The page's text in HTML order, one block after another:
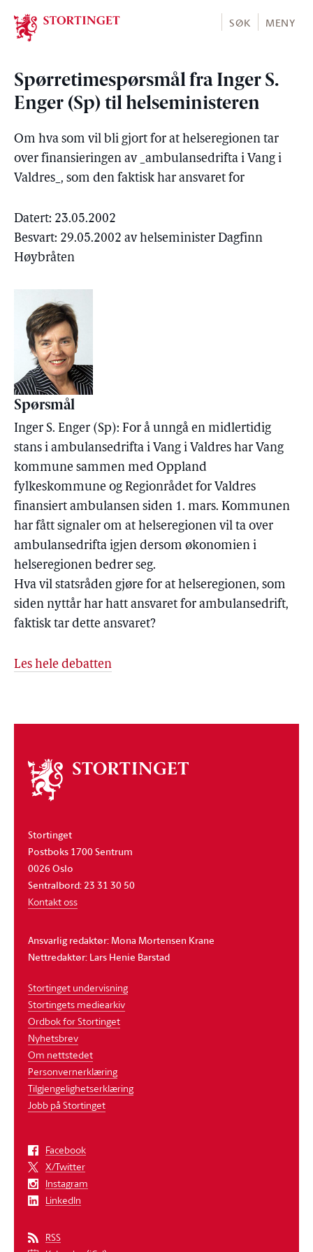
Stortinget.no
SØK MENY
Spørretimespørsmål fra Inger S.
Enger (Sp) til helseministeren
Om hva som vil bli gjort for at helseregionen tar
over finansieringen av _ambulansedrifta i Vang i
Valdres_, som den faktisk har ansvaret for
Datert: 23.05.2002
Besvart: 29.05.2002 av helseminister Dagfinn
Høybråten
Spørsmål
Inger S. Enger (Sp): For å unngå en midlertidig
stans i ambulansedrifta i Vang i Valdres har Vang
kommune sammen med Oppland
fylkeskommune og Regionrådet for Valdres
finansiert ambulansen siden 1. mars. Kommunen
har fått signaler om at helseregionen vil ta over
ambulansedrifta igjen dersom økonomien i
helseregionen bedrer seg.
Hva vil statsråden gjøre for at helseregionen, som
siden nyttår har hatt ansvaret for ambulansedrift,
faktisk tar dette ansvaret?
Les hele debatten
Om
stortinget
Stortinget
Postboks 1700 Sentrum
0026 Oslo
Sentralbord: 23 31 30 50
Kontakt oss
Ansvarlig redaktør: Mona Mortensen Krane
Nettredaktør: Lars Henie Barstad
Stortinget undervisning
Stortingets mediearkiv
Ordbok for Stortinget
Nyhetsbrev
Om nettstedet
Personvernerklæring
Tilgjengelighetserklæring
Jobb på Stortinget
Facebook
X/Twitter
Instagram
LinkedIn
RSS